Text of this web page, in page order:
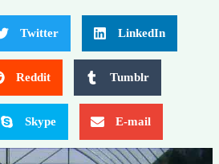
Twitter LinkedIn
Reddit Tumblr
Skype E-mail